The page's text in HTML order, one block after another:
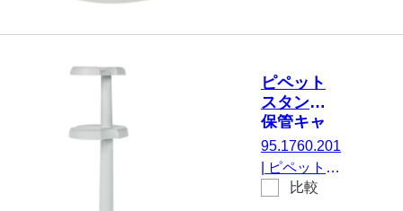
個/箱
1,000 µl, 1
個/箱
ピペット
スタンド,
保管キャ
パシテ
ィ： 3, に
とって シ
ングルチ
95.1760.201
ピペットス
タンド, 保管
比較